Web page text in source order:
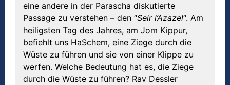
eine andere in der Parascha diskutierte
Passage zu verstehen – den “Seir l’Azazel“. Am
heiligsten Tag des Jahres, am Jom Kippur,
befiehlt uns HaSchem, eine Ziege durch die
Wüste zu führen und sie von einer Klippe zu
werfen. Welche Bedeutung hat es, die Ziege
durch die Wüste zu führen? Rav Dessler